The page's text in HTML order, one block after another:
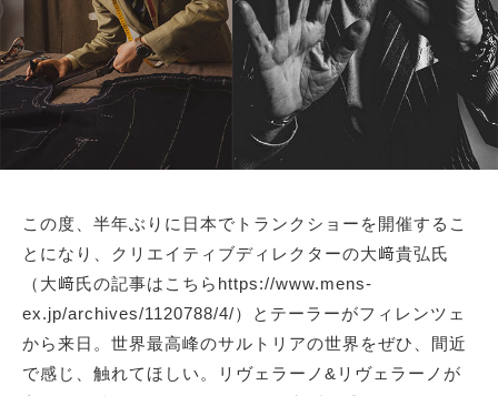
この度、半年ぶりに日本でトランクショーを開催するこ
とになり、クリエイティブディレクターの大﨑貴弘氏
（大﨑氏の記事はこちらhttps://www.mens-
ex.jp/archives/1120788/4/）とテーラーがフィレンツェ
から来日。世界最高峰のサルトリアの世界をぜひ、間近
で感じ、触れてほしい。リヴェラーノ&リヴェラーノが